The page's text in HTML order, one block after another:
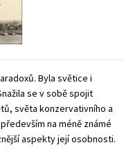
Byla světice i
se v sobě spojit
světa konzervativního a
na méně známé
aspekty její osobnosti.